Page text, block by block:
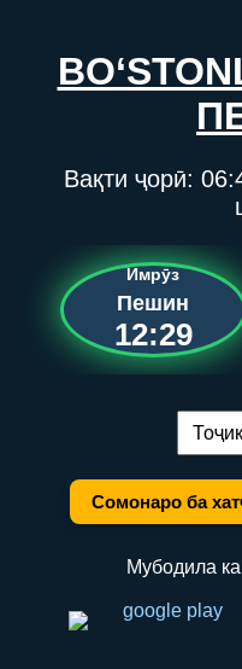
Вақти ҷорӣ:
Имрӯз
Пешин
12:29
Иваз
Сомонаро ба
Мубодила